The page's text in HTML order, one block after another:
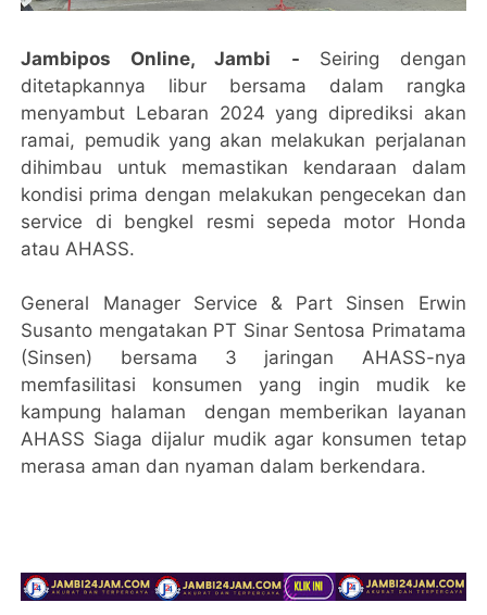
Jambipos Online, Jambi - Seiring dengan
ditetapkannya libur bersama dalam rangka
menyambut Lebaran 2024 yang diprediksi akan
ramai, pemudik yang akan melakukan perjalanan
dihimbau untuk memastikan kendaraan dalam
kondisi prima dengan melakukan pengecekan dan
service di bengkel resmi sepeda motor Honda
atau AHASS.
General Manager Service & Part Sinsen Erwin
Susanto mengatakan PT Sinar Sentosa Primatama
(Sinsen) bersama 3 jaringan AHASS-nya
memfasilitasi konsumen yang ingin mudik ke
kampung halaman dengan memberikan layanan
AHASS Siaga dijalur mudik agar konsumen tetap
merasa aman dan nyaman dalam berkendara.